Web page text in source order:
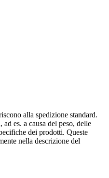
alla spedizione standard.
es. a causa del peso, delle
dei prodotti. Queste
nella descrizione del